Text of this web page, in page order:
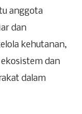
anggota
dan
kehutanan,
dan
dalam